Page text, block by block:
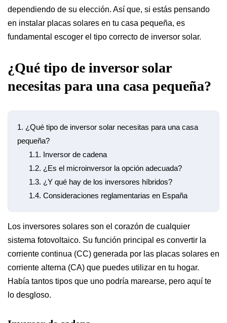
dependiendo de su elección. Así que, si estás pensando
en instalar placas solares en tu casa pequeña, es
fundamental escoger el tipo correcto de inversor solar.
¿Qué tipo de inversor solar
necesitas para una casa pequeña?
1. ¿Qué tipo de inversor solar necesitas para una casa
pequeña?
1.1. Inversor de cadena
1.2. ¿Es el microinversor la opción adecuada?
1.3. ¿Y qué hay de los inversores híbridos?
1.4. Consideraciones reglamentarias en España
Los inversores solares son el corazón de cualquier
sistema fotovoltaico. Su función principal es convertir la
corriente continua (CC) generada por las placas solares en
corriente alterna (CA) que puedes utilizar en tu hogar.
Había tantos tipos que uno podría marearse, pero aquí te
lo desgloso.